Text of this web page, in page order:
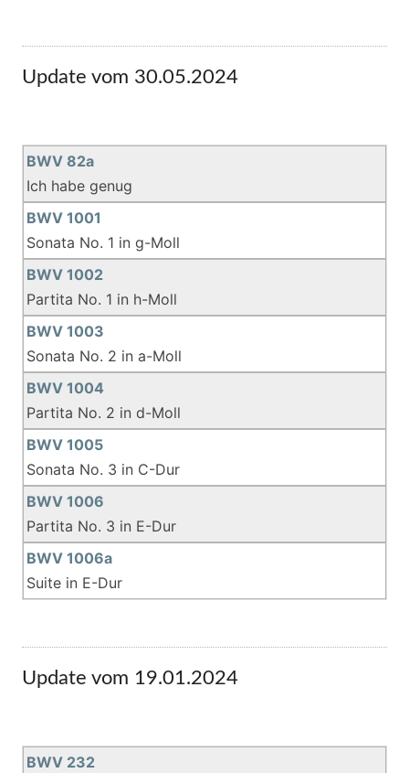
Update vom 30.05.2024
BWV 82a
Ich habe genug
BWV 1001
Sonata No. 1 in g-Moll
BWV 1002
Partita No. 1 in h-Moll
BWV 1003
Sonata No. 2 in a-Moll
BWV 1004
Partita No. 2 in d-Moll
BWV 1005
Sonata No. 3 in C-Dur
BWV 1006
Partita No. 3 in E-Dur
BWV 1006a
Suite in E-Dur
Update vom 19.01.2024
BWV 232